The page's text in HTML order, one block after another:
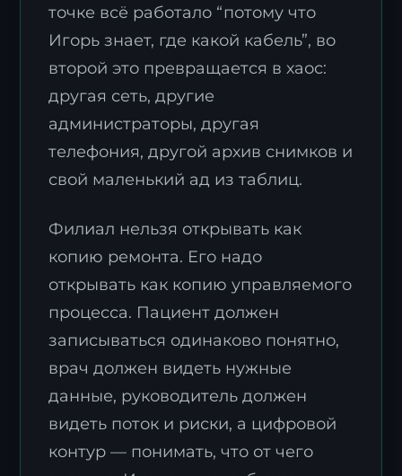
точке всё работало “потому что
Игорь знает, где какой кабель”, во
второй это превращается в хаос:
другая сеть, другие
администраторы, другая
телефония, другой архив снимков и
свой маленький ад из таблиц.
Филиал нельзя открывать как
копию ремонта. Его надо
открывать как копию управляемого
процесса. Пациент должен
записываться одинаково понятно,
врач должен видеть нужные
данные, руководитель должен
видеть поток и риски, а цифровой
контур — понимать, что от чего